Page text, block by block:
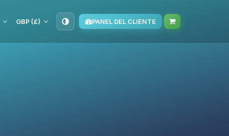
GBP (£) PANEL DEL CLIENTE